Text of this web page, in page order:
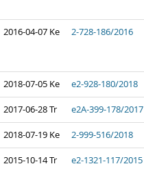
2016-04-07 Ke 2-728-186/2016
2018-07-05 Ke e2-928-180/2018
2017-06-28 Tr e2A-399-178/2017
2018-07-19 Ke 2-999-516/2018
2015-10-14 Tr e2-1321-117/2015